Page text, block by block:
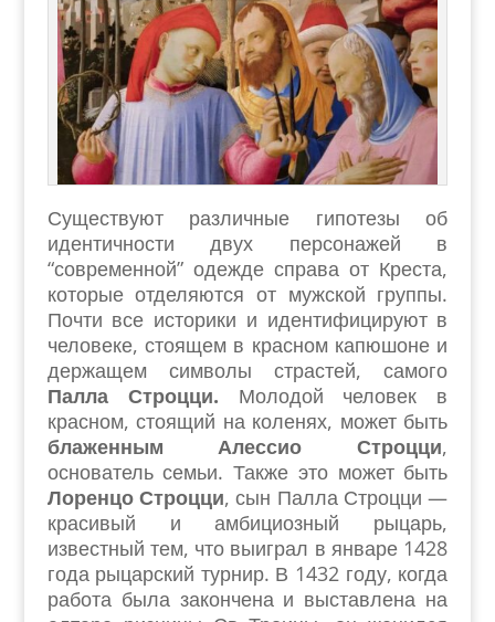
Существуют различные гипотезы об
идентичности двух персонажей в
“современной” одежде справа от Креста,
которые отделяются от мужской группы.
Почти все историки и идентифицируют в
человеке, стоящем в красном капюшоне и
держащем символы страстей, самого
Палла Строцци. Молодой человек в
красном, стоящий на коленях, может быть
блаженным Алессио Строцци,
основатель семьи. Также это может быть
Лоренцо Строцци, сын Палла Строцци —
красивый и амбициозный рыцарь,
известный тем, что выиграл в январе 1428
года рыцарский турнир. В 1432 году, когда
работа была закончена и выставлена на